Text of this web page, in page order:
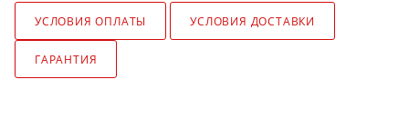
УСЛОВИЯ ОПЛАТЫ УСЛОВИЯ ДОСТАВКИ
ГАРАНТИЯ